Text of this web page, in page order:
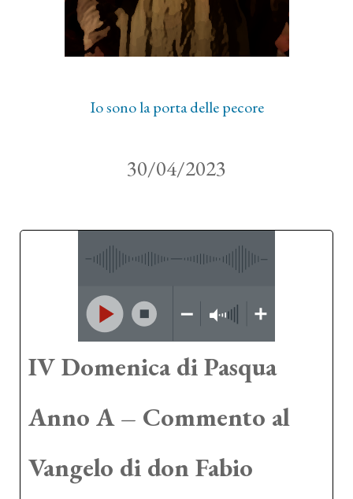
Io sono la porta delle pecore
30/04/2023
IV Domenica di Pasqua
Anno A – Commento al
Vangelo di don Fabio